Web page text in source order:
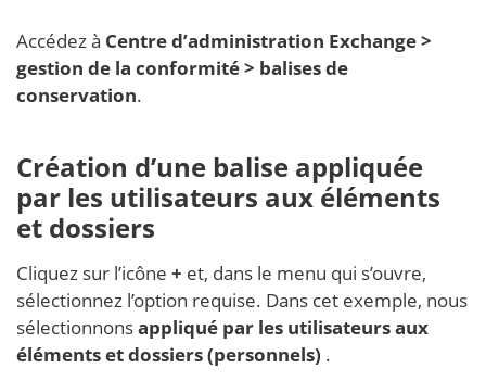
Accédez à Centre d’administration Exchange >
gestion de la conformité > balises de
conservation.
Création d’une balise appliquée
par les utilisateurs aux éléments
et dossiers
Cliquez sur l’icône + et, dans le menu qui s’ouvre,
sélectionnez l’option requise. Dans cet exemple, nous
sélectionnonsappliqué par les utilisateurs aux
éléments et dossiers (personnels) .